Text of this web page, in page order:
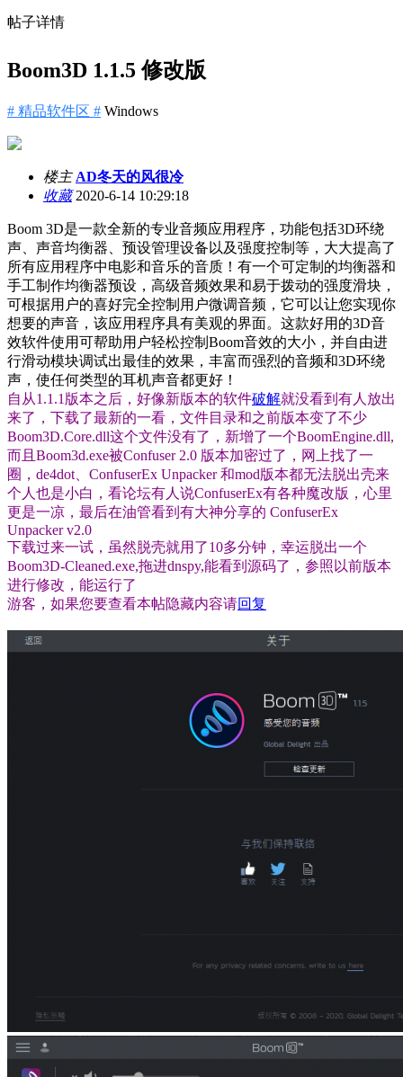
帖子详情
Boom3D 1.1.5 修改版
# 精品软件区 # Windows
楼主 AD冬天的风很冷
收藏2020-6-14 10:29:18
Boom 3D是一款全新的专业音频应用程序，功能包括3D环绕
声、声音均衡器、预设管理设备以及强度控制等，大大提高了
所有应用程序中电影和音乐的音质！有一个可定制的均衡器和
手工制作均衡器预设，高级音频效果和易于拨动的强度滑块，
可根据用户的喜好完全控制用户微调音频，它可以让您实现你
想要的声音，该应用程序具有美观的界面。这款好用的3D音
效软件使用可帮助用户轻松控制Boom音效的大小，并自由进
行滑动模块调试出最佳的效果，丰富而强烈的音频和3D环绕
声，使任何类型的耳机声音都更好！
自从1.1.1版本之后，好像新版本的软件破解就没看到有人放出
来了，下载了最新的一看，文件目录和之前版本变了不少
Boom3D.Core.dll这个文件没有了，新增了一个BoomEngine.dll,
而且Boom3d.exe被Confuser 2.0 版本加密过了，网上找了一
圈，de4dot、ConfuserEx Unpacker 和mod版本都无法脱出壳来
个人也是小白，看论坛有人说ConfuserEx有各种魔改版，心里
更是一凉，最后在油管看到有大神分享的 ConfuserEx
Unpacker v2.0
下载过来一试，虽然脱壳就用了10多分钟，幸运脱出一个
Boom3D-Cleaned.exe,拖进dnspy,能看到源码了，参照以前版本
进行修改，能运行了
游客，如果您要查看本帖隐藏内容请回复